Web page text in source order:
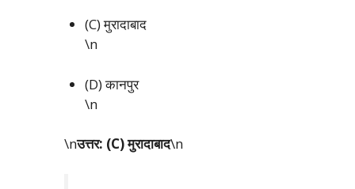
(C) मुरादाबाद
\n
(D) कानपुर
\n
\nउत्तर: (C) मुरादाबाद\n